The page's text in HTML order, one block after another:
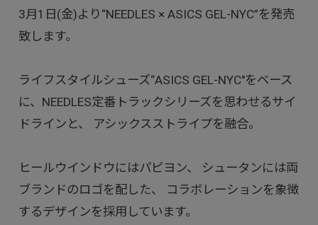
3月1日(金)より“NEEDLES × ASICS GEL-NYC”を発売
致します。
ライフスタイルシューズ“ASICS GEL-NYC"をベース
に、NEEDLES定番トラックシリーズを思わせるサイ
ドラインと、 アシックスストライプを融合。
ヒールウインドウにはパピヨン、 シュータンには両
ブランドのロゴを配した、 コラボレーションを象徴
するデザインを採用しています。